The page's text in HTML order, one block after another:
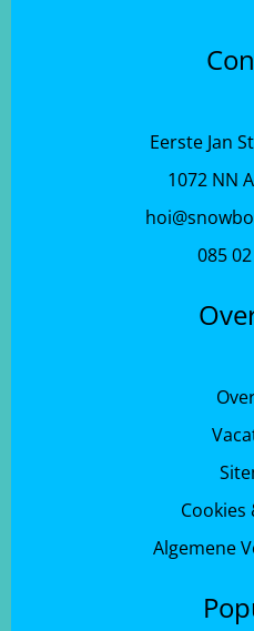
Eerste Jan
1072 NN
085
Cookies
Algemene